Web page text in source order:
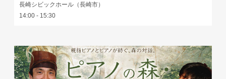
長崎シビックホール（長崎市）
14:00 - 15:30